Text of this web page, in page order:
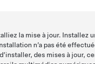
la mise à jour. Installez
n’a pas été
des mises à jour,